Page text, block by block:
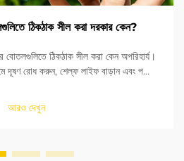
ঠিকঠাক সীল করা দরকার কেন?
ঠিকঠাক সীল করা কেন অপরিহার্য।
দূষণ রোধ করুন, শেল্ফ লাইফ বাড়ান এবং পণ্যের
আরও দেখুন